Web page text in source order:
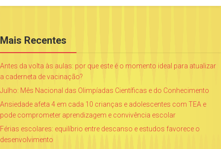
Mais Recentes
Antes da volta às aulas: por que este é o momento ideal para atualizar
a caderneta de vacinação?
Julho: Mês Nacional das Olimpíadas Científicas e do Conhecimento
Ansiedade afeta 4 em cada 10 crianças e adolescentes com TEA e
pode comprometer aprendizagem e convivência escolar
Férias escolares: equilíbrio entre descanso e estudos favorece o
desenvolvimento